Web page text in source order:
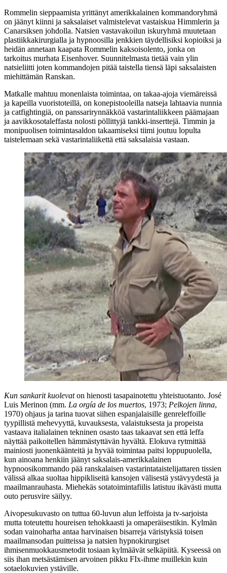
Rommelin sieppaamista yrittänyt amerikkalainen kommandoryhmä
on jäänyt kiinni ja saksalaiset valmistelevat vastaiskua Himmlerin ja
Canarsiksen johdolla. Natsien vastavakoilun iskuryhmä muutetaan
plastiikkakirurgialla ja hypnoosilla jenkkien täydellisiksi kopioiksi ja
heidän annetaan kaapata Rommelin kaksoisolento, jonka on
tarkoitus murhata Eisenhover. Suunnitelmasta tietää vain ylin
natsieliitti joten kommandojen pitää taistella tiensä läpi saksalaisten
miehittämän Ranskan.
Matkalle mahtuu monenlaista toimintaa, on takaa-ajoja viemäreissä
ja kapeilla vuoristoteillä, on konepistooleilla natseja lahtaavia nunnia
ja catfightingiä, on panssarirynnäkköä vastarintaliikkeen päämajaan
ja aavikkosotaleffasta nolosti pöllittyjä tankki-inserttejä. Timmin ja
monipuolisen toimintasaldon takaamiseksi tiimi joutuu lopulta
taistelemaan sekä vastarintaliikettä että saksalaisia vastaan.
Kun sankarit kuolevaton hienosti tasapainotettu yhteistuotanto. José
Luis Merinon (mm. La orgía de los muertos, 1973; Pelkojen linna,
1970) ohjaus ja tarina tuovat siihen espanjalaisille genreleffoille
tyypillistä mehevyyttä, kuvauksesta, valaistuksesta ja propeista
vastaava italialainen tekninen osasto taas takaavat sen että leffa
näyttää paikoitellen hämmästyttävän hyvältä. Elokuva rytmittää
mainiosti juonenkäänteitä ja hyvää toimintaa paitsi loppupuolella,
kun ainoana henkiin jäänyt saksalais-amerikkalainen
hypnoosikommando pää ranskalaisen vastarintataistelijattaren tissien
välissä alkaa suoltaa hippikliseitä kansojen välisestä ystävyydestä ja
maailmanrauhasta. Miehekäs sotatoimintafiilis latistuu ikävästi mutta
outo perusvire säilyy.
Aivopesukuvasto on tuttua 60‑luvun alun leffoista ja tv‑sarjoista
mutta toteutettu houreisen tehokkaasti ja omaperäisestikin. Kylmän
sodan vainoharha antaa harvinaisen bisarreja väristyksiä toisen
maailmansodan puitteissa ja natsien hypnokirurgiset
ihmisenmuokkausmetodit tosiaan kylmäävät selkäpiitä. Kyseessä on
siis ihan metsästämisen arvoinen pikku FIx‑ihme muillekin kuin
sotaelokuvien ystäville.